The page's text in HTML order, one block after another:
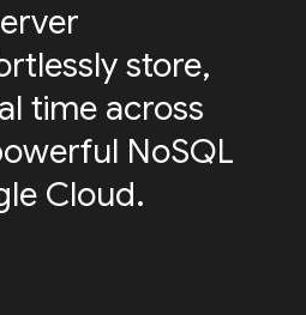
store,
time across
NoSQL
Cloud.